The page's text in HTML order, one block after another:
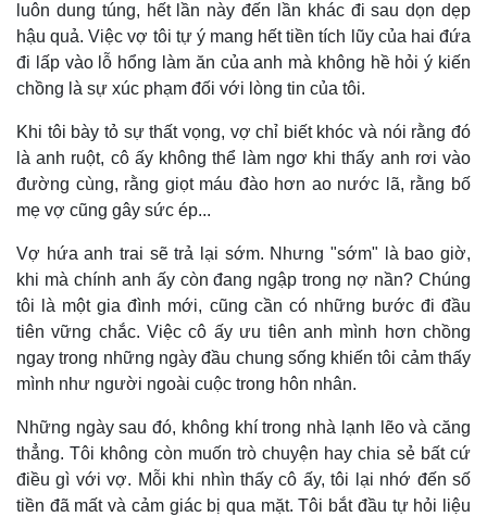
Thế giới
Quan sát
Cuộc sống đó đây
Hồ sơ
Multimedia
Video
Ảnh
E-Magazine
Infographic
luôn dung túng, hết lần này đến lần khác đi sau dọn dẹp
hậu quả. Việc vợ tôi tự ý mang hết tiền tích lũy của hai đứa
đi lấp vào lỗ hổng làm ăn của anh mà không hề hỏi ý kiến
chồng là sự xúc phạm đối với lòng tin của tôi.
Khi tôi bày tỏ sự thất vọng, vợ chỉ biết khóc và nói rằng đó
là anh ruột, cô ấy không thể làm ngơ khi thấy anh rơi vào
đường cùng, rằng giọt máu đào hơn ao nước lã, rằng bố
mẹ vợ cũng gây sức ép...
Vợ hứa anh trai sẽ trả lại sớm. Nhưng "sớm" là bao giờ,
khi mà chính anh ấy còn đang ngập trong nợ nần? Chúng
tôi là một gia đình mới, cũng cần có những bước đi đầu
tiên vững chắc. Việc cô ấy ưu tiên anh mình hơn chồng
ngay trong những ngày đầu chung sống khiến tôi cảm thấy
mình như người ngoài cuộc trong hôn nhân.
Những ngày sau đó, không khí trong nhà lạnh lẽo và căng
thẳng. Tôi không còn muốn trò chuyện hay chia sẻ bất cứ
điều gì với vợ. Mỗi khi nhìn thấy cô ấy, tôi lại nhớ đến số
tiền đã mất và cảm giác bị qua mặt. Tôi bắt đầu tự hỏi liệu